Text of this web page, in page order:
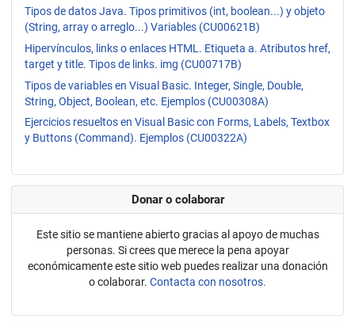
Tipos de datos Java. Tipos primitivos (int, boolean...) y objeto
(String, array o arreglo...) Variables (CU00621B)
Hipervínculos, links o enlaces HTML. Etiqueta a. Atributos href,
target y title. Tipos de links. img (CU00717B)
Tipos de variables en Visual Basic. Integer, Single, Double,
String, Object, Boolean, etc. Ejemplos (CU00308A)
Ejercicios resueltos en Visual Basic con Forms, Labels, Textbox
y Buttons (Command). Ejemplos (CU00322A)
Donar o colaborar
Este sitio se mantiene abierto gracias al apoyo de muchas
personas. Si crees que merece la pena apoyar
económicamente este sitio web puedes realizar una donación
o colaborar. Contacta con nosotros.